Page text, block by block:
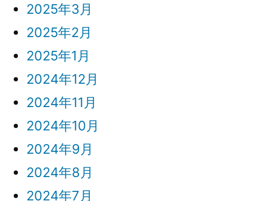
2025年3月
2025年2月
2025年1月
2024年12月
2024年11月
2024年10月
2024年9月
2024年8月
2024年7月